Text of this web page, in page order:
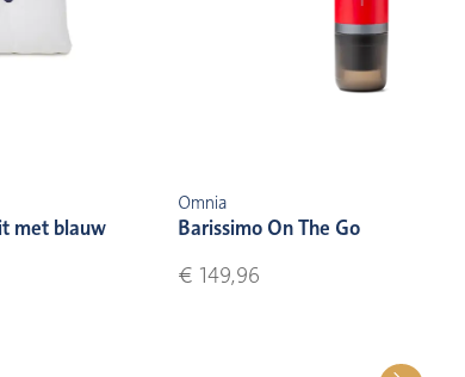
met blauw
Omnia
Barissimo On The Go
€ 149,96